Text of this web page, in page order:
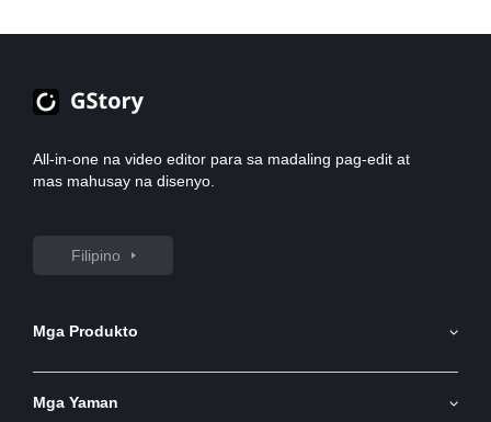
All-in-one na video editor para sa madaling pag-edit at
mas mahusay na disenyo.
Filipino
Mga Produkto
AI Tagapagbuo ng Imahe
AI Image to Video
Mga Yaman